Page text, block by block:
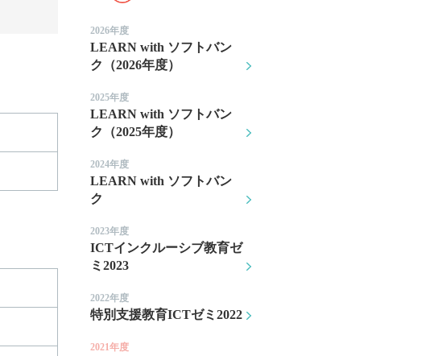
2026年度
LEARN with ソフトバン
ク（2026年度）
2025年度
LEARN with ソフトバン
ク（2025年度）
2024年度
LEARN with ソフトバン
ク
2023年度
ICTインクルーシブ教育ゼ
ミ2023
2022年度
特別支援教育ICTゼミ2022
2021年度